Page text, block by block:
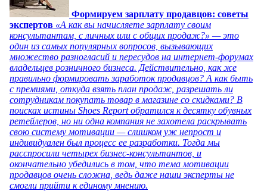
Формируем зарплату продавцов: советы
экспертов «А как вы начисляете зарплату своим
консультантам, с личных или с общих продаж?» — это
один из самых популярных вопросов, вызывающих
множество разногласий и пересудов на интернет-форумах
владельцев розничного бизнеса. Действительно, как же
правильно формировать заработок продавцов? А как быть
с премиями, откуда взять план продаж, разрешать ли
сотрудникам покупать товар в магазине со скидками? В
поисках истины Shoes Report обратился к десятку обувных
ретейлеров, но ни одна компания не захотела раскрывать
свою систему мотивации — слишком уж непрост и
индивидуален был процесс ее разработки. Тогда мы
расспросили четырех бизнес-консультантов, и
окончательно убедились в том, что тема мотивации
продавцов очень сложна, ведь даже наши эксперты не
смогли прийти к единому мнению.